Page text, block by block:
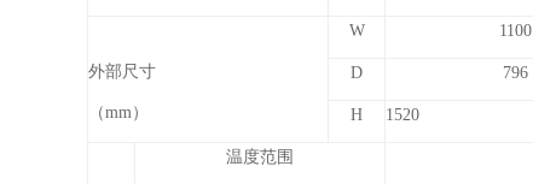
外部尺寸
（mm）
W 1100
D 796
H 1520
温度范围